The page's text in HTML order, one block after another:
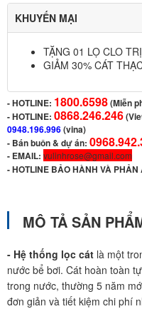
KHUYẾN MẠI
TẶNG 01 LỌ CLO
GIẢM 30% CÁT
-HOTLINE: 1800.6598(Miễn
- HOTLINE: 0868.246.246
0948.196.996(vina)
- Bán buôn & dự án:
- EMAIL: vulinhrose@gmail.com
-HOTLINE BẢO HÀNH VÀ PHẢN
MÔ TẢ SẢN
- Hệ thống lọc cát là một
nước bể bơi. Cát hoàn toàn
trong nước, thường 5 năm
đơn giản và tiết kiệm chi phí